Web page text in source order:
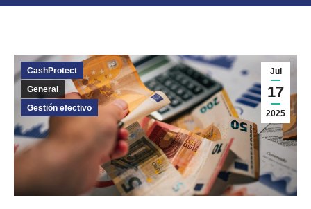
Jul
17
2025
CashProtect
General
Gestión efectivo